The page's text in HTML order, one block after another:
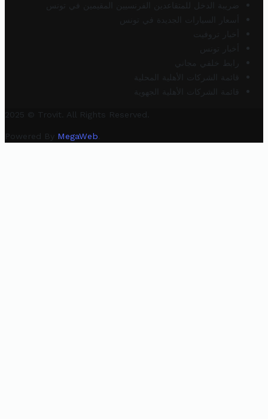
ضريبة الدخل للمتقاعدين الفرنسيين المقيمين في تونس
أسعار السيارات الجديدة في تونس
أخبار تروفيت
أخبار تونس
رابط خلفي مجاني
قائمة الشركات الأهلية المحلية
قائمة الشركات الأهلية الجهوية
2025 © Trovit. All Rights Reserved.
Powered By MegaWeb